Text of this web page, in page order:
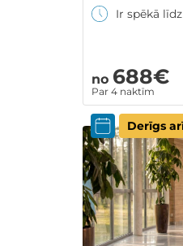
Ir spēkā līdz
no 688€
Par 4 naktīm
Derīgs